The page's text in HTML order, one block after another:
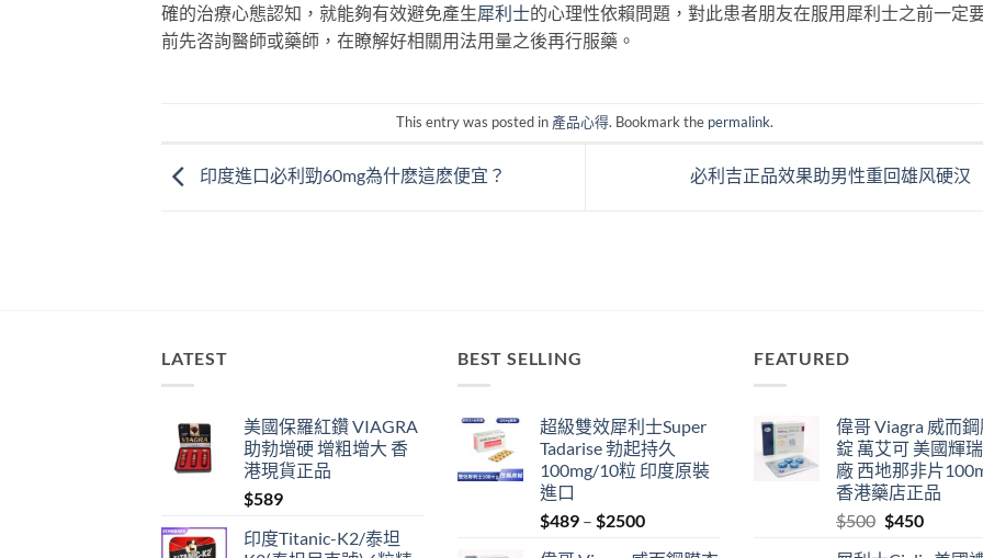
確的治療心態認知，就能夠有效避免產生犀利士的心理性依賴問題，對此患者朋友在服用犀利士之前一定
前先咨詢醫師或藥師，在瞭解好相關用法用量之後再行服藥。
This entry was posted in 產品心得. Bookmark the permalink.
印度進口必利勁60mg為什麽這麽便宜？ 必利吉正品效果助男性重回雄风硬汉
LATEST
美國保羅紅鑽 VIAGRA
助勃增硬 增粗增大 香
港現貨正品
$589
印度Titanic-K2/泰坦
BEST SELLING
超級雙效犀利士Super
Tadarise 勃起持久
100mg/10粒 印度原裝
進口
$489 – $2500Price
FEATURED
偉哥 Viagra 威而
錠 萬艾可 美國輝
廠 西地那非片
香港藥店正品
$500 Original
$450Current